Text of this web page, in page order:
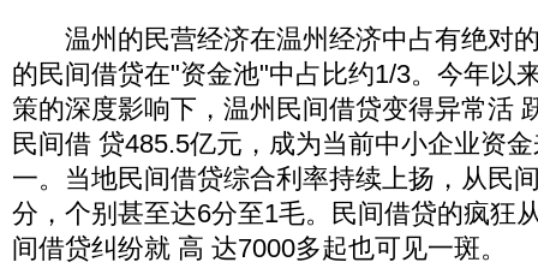
温州的民营经济在温州经济中占有绝对
的民间借贷在"资金池"中占比约1/3。今年以
策的深度影响下，温州民间借贷变得异常活
民间借 贷485.5亿元，成为当前中小企业资
一。当地民间借贷综合利率持续上扬，从民
分，个别甚至达6分至1毛。民间借贷的疯狂
间借贷纠纷就 高 达7000多起也可见一斑。